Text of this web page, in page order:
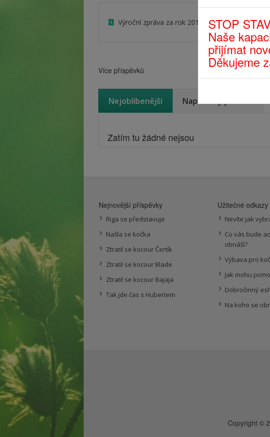
Výroční zpráva za rok 2019
Více příspěvků
Nejoblíbenější Naposledy přidané
Zatím tu žádné nejsou
Nejnovější příspěvky
Riga se představuje
Našla se kočka
Ztratil se kocour Čertík
Ztratil se kocour Blade
Ztratil se kocour Bajaja
Tak jde čas s Hubertem
Užitečné odkazy
Nevíte jak
Co vás bude
obnáší?
Výbava pro
Jak mohu
Dobročinný
Na koho se
Copyright ©
STOP
Naše
přijímat
Děkujeme